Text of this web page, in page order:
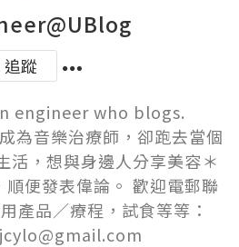
追蹤
engineer who blogs.
為音樂治療師，卻跑去當個
活，想與身邊人分享美容＊
便發表偉論。 歡迎電郵聯
產品／療程，試食等等：